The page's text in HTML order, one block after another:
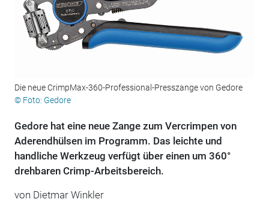
Die neue CrimpMax-360-Professional-Presszange von Gedore
© Foto: Gedore
Gedore hat eine neue Zange zum Vercrimpen von
Aderendhülsen im Programm. Das leichte und
handliche Werkzeug verfügt über einen um 360°
drehbaren Crimp-Arbeitsbereich.
von Dietmar Winkler